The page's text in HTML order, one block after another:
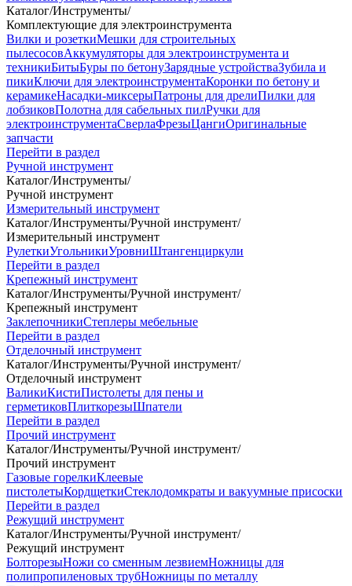
Каталог/Инструменты/
Комплектующие для электроинструмента
Вилки и розеткиМешки для строительных
пылесосовАккумуляторы для электроинструмента и
техникиБитыБуры по бетонуЗарядные устройстваЗубила и
пикиКлючи для электроинструментаКоронки по бетону и
керамикеНасадки-миксерыПатроны для дрелиПилки для
лобзиковПолотна для сабельных пилРучки для
электроинструментаСверлаФрезыЦангиОригинальные
запчасти
Перейти в раздел
Ручной инструмент
Каталог/Инструменты/
Ручной инструмент
Измерительный инструмент
Каталог/Инструменты/Ручной инструмент/
Измерительный инструмент
РулеткиУгольникиУровниШтангенциркули
Перейти в раздел
Крепежный инструмент
Каталог/Инструменты/Ручной инструмент/
Крепежный инструмент
ЗаклепочникиСтеплеры мебельные
Перейти в раздел
Отделочный инструмент
Каталог/Инструменты/Ручной инструмент/
Отделочный инструмент
ВаликиКистиПистолеты для пены и
герметиковПлиткорезыШпатели
Перейти в раздел
Прочий инструмент
Каталог/Инструменты/Ручной инструмент/
Прочий инструмент
Газовые горелкиКлеевые
пистолетыКордщеткиСтеклодомкраты и вакуумные присоски
Перейти в раздел
Режущий инструмент
Каталог/Инструменты/Ручной инструмент/
Режущий инструмент
БолторезыНожи со сменным лезвиемНожницы для
полипропиленовых трубНожницы по металлу